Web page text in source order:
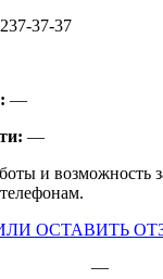
37-37
—
—
и возможность
ОСТАВИТЬ
—